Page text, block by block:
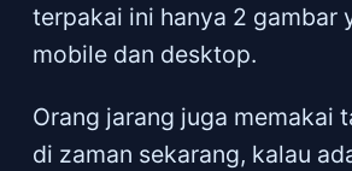
terpakai ini hanya 2 gambar
mobile dan desktop.
Orang jarang juga memakai
di zaman sekarang, kalau